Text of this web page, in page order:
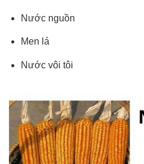
Nước nguồn
Men lá
Nước vôi tôi